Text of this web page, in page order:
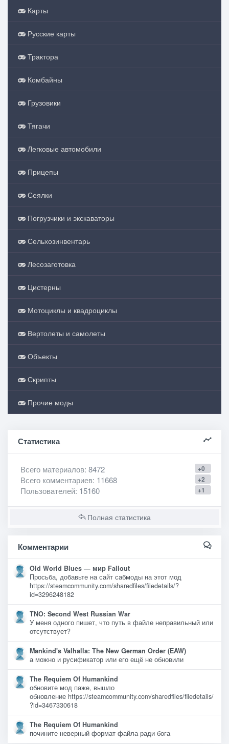
Карты
Русские карты
Трактора
Комбайны
Грузовики
Тягачи
Легковые автомобили
Прицепы
Сеялки
Погрузчики и экскаваторы
Сельхозинвентарь
Лесозаготовка
Цистерны
Мотоциклы и квадроциклы
Вертолеты и самолеты
Объекты
Скрипты
Прочие моды
Статистика
+0
Всего материалов: 8472
+2
Всего комментариев: 11668
+1
Пользователей: 15160
Полная статистика
Комментарии
Old World Blues — мир Fallout
Просьба, добавьте на сайт сабмоды на этот мод
https://steamcommunity.com/sharedfiles/filedetails/?
id=3296248182
TNO: Second West Russian War
У меня одного пишет, что путь в файле неправильный или
отсутствует?
Mankind's Valhalla: The New German Order (EAW)
а можно и русификатор или его ещё не обновили
The Requiem Of Humankind
обновите мод паже, вышло
обновление https://steamcommunity.com/sharedfiles/filedetails/
?id=3467330618
The Requiem Of Humankind
почините неверный формат файла ради бога